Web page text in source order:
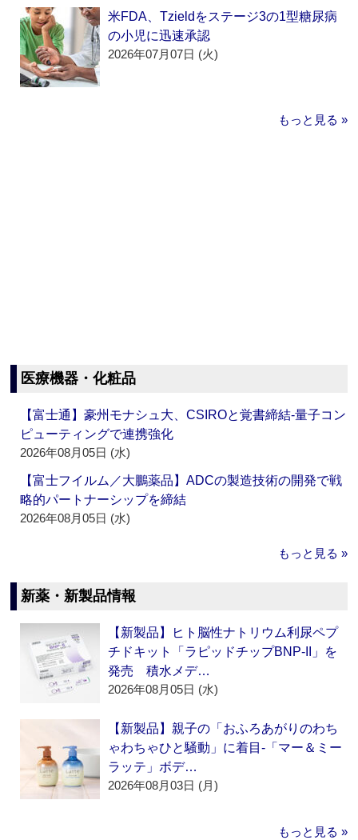
米FDA、Tzieldをステージ3の1型糖尿病
の小児に迅速承認
2026年07月07日 (火)
もっと見る »
医療機器・化粧品
【富士通】豪州モナシュ大、CSIROと覚書締結‐量子コン
ピューティングで連携強化
2026年08月05日 (水)
【富士フイルム／大鵬薬品】ADCの製造技術の開発で戦
略的パートナーシップを締結
2026年08月05日 (水)
もっと見る »
新薬・新製品情報
【新製品】ヒト脳性ナトリウム利尿ペプ
チドキット「ラピッドチップBNP-II」を
発売 積水メデ…
2026年08月05日 (水)
【新製品】親子の「おふろあがりのわち
ゃわちゃひと騒動」に着目‐「マー＆ミー
ラッテ」ボデ…
2026年08月03日 (月)
もっと見る »